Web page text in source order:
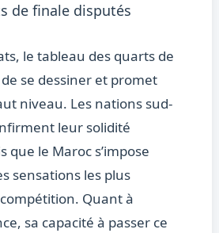
de finale disputés
le tableau des quarts de
se dessiner et promet
niveau. Les nations sud-
leur solidité
que le Maroc s’impose
sensations les plus
Quant à
sa capacité à passer ce